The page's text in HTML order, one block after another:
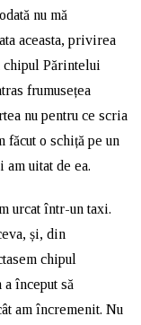
nu mă
aceasta, privirea
chipul Părintelui
frumusețea
nu pentru ce scria
făcut o schiță pe un
am uitat de ea.
urcat într-un taxi.
și, din
chipul
început să
am încremenit. Nu